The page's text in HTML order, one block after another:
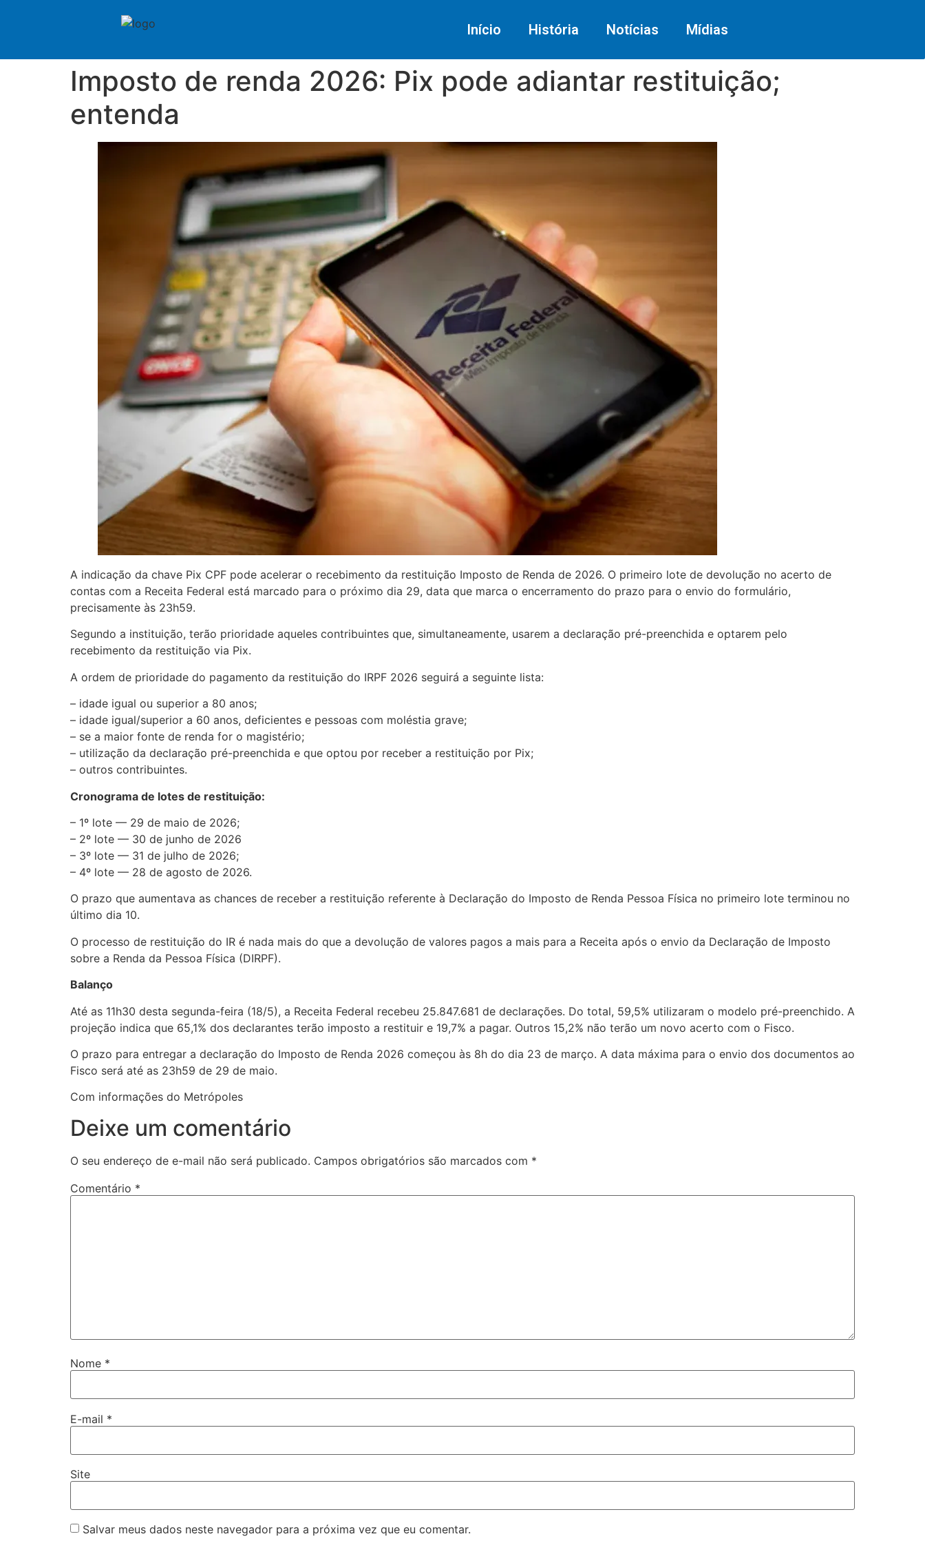
Início História Notícias Mídias
Imposto de renda 2026: Pix pode adiantar restituição;
entenda
A indicação da chave Pix CPF pode acelerar o recebimento da restituição Imposto de Renda de 2026. O primeiro lote de devolução no acerto de
contas com a Receita Federal está marcado para o próximo dia 29, data que marca o encerramento do prazo para o envio do formulário,
precisamente às 23h59.
Segundo a instituição, terão prioridade aqueles contribuintes que, simultaneamente, usarem a declaração pré-preenchida e optarem pelo
recebimento da restituição via Pix.
A ordem de prioridade do pagamento da restituição do IRPF 2026 seguirá a seguinte lista:
– idade igual ou superior a 80 anos;
– idade igual/superior a 60 anos, deficientes e pessoas com moléstia grave;
– se a maior fonte de renda for o magistério;
– utilização da declaração pré-preenchida e que optou por receber a restituição por Pix;
– outros contribuintes.
Cronograma de lotes de restituição:
– 1º lote — 29 de maio de 2026;
– 2º lote — 30 de junho de 2026
– 3º lote — 31 de julho de 2026;
– 4º lote — 28 de agosto de 2026.
O prazo que aumentava as chances de receber a restituição referente à Declaração do Imposto de Renda Pessoa Física no primeiro lote terminou no
último dia 10.
O processo de restituição do IR é nada mais do que a devolução de valores pagos a mais para a Receita após o envio da Declaração de Imposto
sobre a Renda da Pessoa Física (DIRPF).
Balanço
Até as 11h30 desta segunda-feira (18/5), a Receita Federal recebeu 25.847.681 de declarações. Do total, 59,5% utilizaram o modelo pré-preenchido. A
projeção indica que 65,1% dos declarantes terão imposto a restituir e 19,7% a pagar. Outros 15,2% não terão um novo acerto com o Fisco.
O prazo para entregar a declaração do Imposto de Renda 2026 começou às 8h do dia 23 de março. A data máxima para o envio dos documentos ao
Fisco será até as 23h59 de 29 de maio.
Com informações do Metrópoles
Deixe um comentário
O seu endereço de e-mail não será publicado. Campos obrigatórios são marcados com *
Comentário *
Nome *
E-mail *
Site
Salvar meus dados neste navegador para a próxima vez que eu comentar.